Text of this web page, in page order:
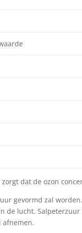
dat de ozon
gevormd zal
de lucht.
afnemen.